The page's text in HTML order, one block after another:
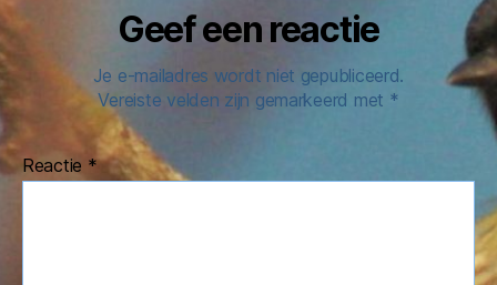
Geef een reactie
Je e-mailadres wordt niet gepubliceerd.
Vereiste velden zijn gemarkeerd met *
Reactie *